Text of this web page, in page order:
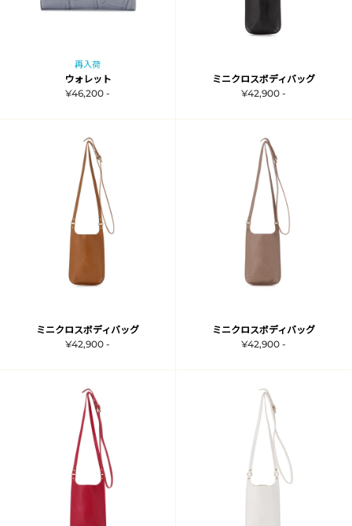
再入荷
ウォレット
¥46,200 -
ミニクロスボディバッグ
¥42,900 -
ミニクロスボディバッグ
¥42,900 -
ミニクロスボディバッグ
¥42,900 -